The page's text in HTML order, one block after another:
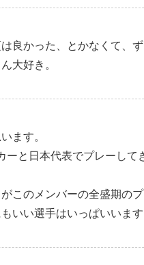
良かった、とかなくて、
大好き。
ます。
ーと日本代表でプレーし
このメンバーの全盛期の
いい選手はいっぱいいます